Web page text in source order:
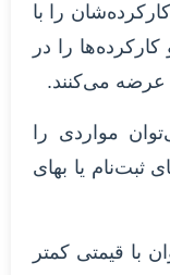
را با
را در
عرضه می‌کنند.
مواردی را
ثبت‌نام یا بهای
با قیمتی کمتر